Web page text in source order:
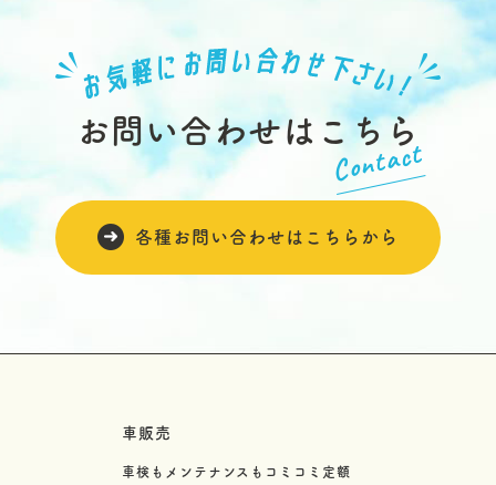
お問い合わせはこちら
Contact
各種お問い合わせはこちらから
車販売
車検もメンテナンスもコミコミ定額